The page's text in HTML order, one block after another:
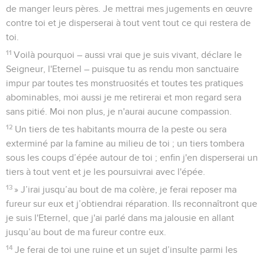
de manger leurs pères. Je mettrai mes jugements en œuvre
contre toi et je disperserai à tout vent tout ce qui restera de
toi.
11 Voilà pourquoi – aussi vrai que je suis vivant, déclare le
Seigneur, l'Eternel – puisque tu as rendu mon sanctuaire
impur par toutes tes monstruosités et toutes tes pratiques
abominables, moi aussi je me retirerai et mon regard sera
sans pitié. Moi non plus, je n'aurai aucune compassion.
12 Un tiers de tes habitants mourra de la peste ou sera
exterminé par la famine au milieu de toi ; un tiers tombera
sous les coups d’épée autour de toi ; enfin j'en disperserai un
tiers à tout vent et je les poursuivrai avec l'épée.
13 » J’irai jusqu’au bout de ma colère, je ferai reposer ma
fureur sur eux et j’obtiendrai réparation. Ils reconnaîtront que
je suis l'Eternel, que j'ai parlé dans ma jalousie en allant
jusqu’au bout de ma fureur contre eux.
14 Je ferai de toi une ruine et un sujet d’insulte parmi les